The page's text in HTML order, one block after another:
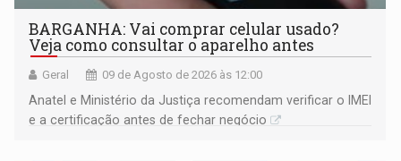
BARGANHA: Vai comprar celular usado?
Veja como consultar o aparelho antes
Geral 09 de Agosto de 2026 às 12:00
Anatel e Ministério da Justiça recomendam verificar o IMEI
e a certificação antes de fechar negócio